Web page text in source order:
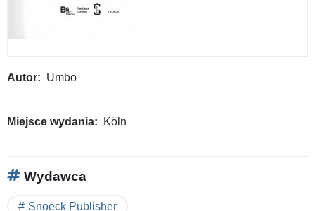
Autor Umbo
Miejsce wydania Köln
Wydawca
Snoeck Publisher